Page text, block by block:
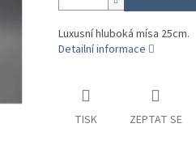
Luxusní hluboká mísa 25cm.
Detailní informace
TISK ZEPTAT SE